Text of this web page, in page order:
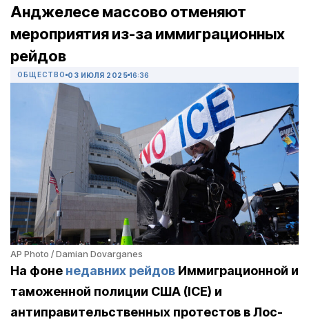
Анджелесе массово отменяют
мероприятия из-за иммиграционных
рейдов
ОБЩЕСТВО 03 ИЮЛЯ 2025 16:36
AP Photo / Damian Dovarganes
На фоне недавних рейдов Иммиграционной и
таможенной полиции США (ICE) и
антиправительственных протестов в Лос-